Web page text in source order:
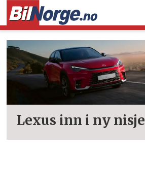
Tag:
lbx
Lexus inn i ny nisje